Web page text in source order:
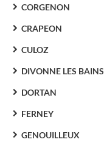
CORGENON
CRAPEON
CULOZ
DIVONNE LES BAINS
DORTAN
FERNEY
GENOUILLEUX